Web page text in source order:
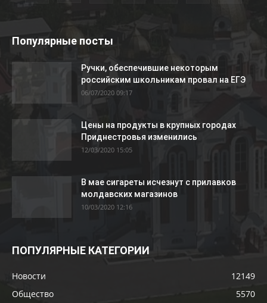
Популярные посты
Ручки, обеспечившие некоторым
российским школьникам провал на ЕГЭ
06/07/2020 09:17
Цены на продукты в крупных городах
Приднестровья изменились
12/03/2020 15:05
В мае сигареты исчезнут с прилавков
молдавских магазинов
10/03/2020 12:16
ПОПУЛЯРНЫЕ КАТЕГОРИИ
Новости
12149
Общество
5570